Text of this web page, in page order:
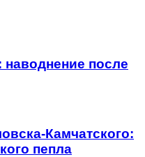
после
Камчатского:
пепла